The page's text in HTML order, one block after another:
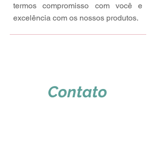
termos compromisso com você e
excelência com os nossos produtos.
Contato